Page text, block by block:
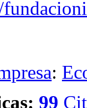
:
: 99